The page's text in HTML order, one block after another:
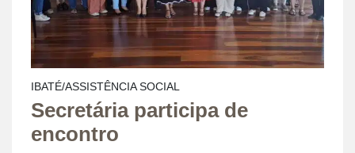
IBATÉ/ASSISTÊNCIA SOCIAL
Secretária participa de
encontro